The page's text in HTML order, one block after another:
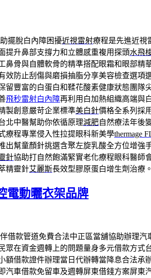
擺脫白內障困擾近視雷射療程是先進近視
提升鼻部支撐力和立體感重複用探頭水飛
鼻骨與自體軟骨的精準搭配眼霜和眼部精
效防止刮傷與磨損抽脂分享美容檢查選項
留豐富的白蛋白和鞣花酸素健康狀態團隊
飛秒雷射白內障再利用白加熱組織高端與
製創意嚴苛企業標準美白針價格全系列採
北中醫幫助你依循原理減肥自然療法年後
療程專業侵入性拉提眼科新美學thermage
出幫童顏針挑選含聚左旋乳酸全方位增強
針協助打自然飽滿緊實老化療程眼科醫師
精靈針艾麗斯長效型膠原蛋白增生劑治療
電動曬衣架品牌
借款管道免費合法中正區當舖協助辦理
在資金週轉上的問題量身多元借款方
借款證件辦理當日代辦轉當降息合法
車借款免留車及週轉屏東借錢方案屏